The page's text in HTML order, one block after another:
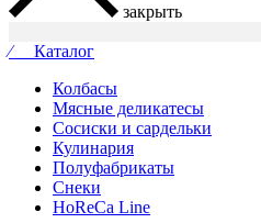
закрыть
⁄ Каталог
Колбасы
Мясные деликатесы
Сосиски и сардельки
Кулинария
Полуфабрикаты
Снеки
HoReCa Line